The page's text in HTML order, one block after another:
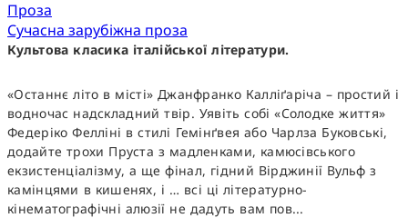
Проза
Сучасна зарубіжна проза
Культова класика італійської літератури.
«Останнє літо в місті» Джанфранко Калліґаріча – простий і
водночас надскладний твір. Уявіть собі «Солодке життя»
Федеріко Фелліні в стилі Гемінґвея або Чарлза Буковські,
додайте трохи Пруста з мадленками, камюсівського
екзистенціалізму, а ще фінал, гідний Вірджинії Вульф з
камінцями в кишенях, і … всі ці літературно-
кінематографічні алюзії не дадуть вам пов...